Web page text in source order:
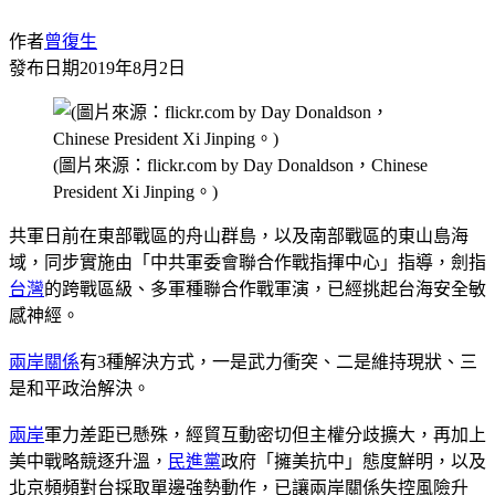
作者曾復生
發布日期2019年8月2日
(圖片來源：flickr.com by Day Donaldson，Chinese
President Xi Jinping。)
共軍日前在東部戰區的舟山群島，以及南部戰區的東山島海
域，同步實施由「中共軍委會聯合作戰指揮中心」指導，劍指
台灣的跨戰區級、多軍種聯合作戰軍演，已經挑起台海安全敏
感神經。
兩岸關係有3種解決方式，一是武力衝突、二是維持現狀、三
是和平政治解決。
兩岸軍力差距已懸殊，經貿互動密切但主權分歧擴大，再加上
美中戰略競逐升溫， 民進黨政府「擁美抗中」態度鮮明，以及
北京頻頻對台採取單邊強勢動作，已讓兩岸關係失控風險升